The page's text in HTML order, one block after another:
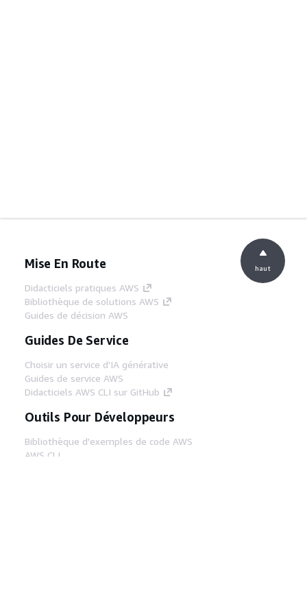
Mise En Route
Didacticiels pratiques AWS
Bibliothèque de solutions AWS
Guides de décision AWS
Guides De Service
Choisir un service d'IA générative
Guides de service AWS
Didacticiels AWS CLI sur GitHub
Outils Pour Développeurs
Bibliothèque d'exemples de code AWS
AWS CLI
haut